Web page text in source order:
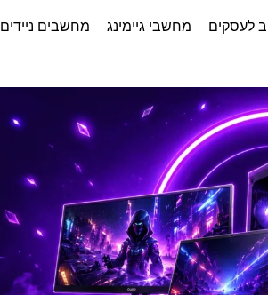
לעסקים מחשבי גיימינג מחשבים ניידים